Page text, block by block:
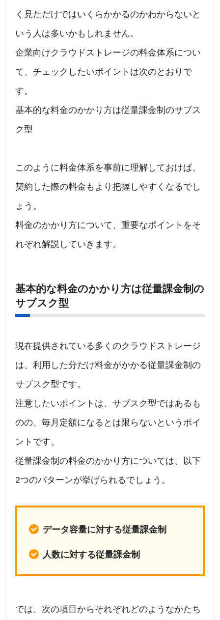
く見ただけではいくらかかるのかわからないと
いう人は多いかもしれません。
企業向けクラウドストレージの料金体系につい
て、チェックしたいポイントは次のとおりで
す。
基本的な料金のかかり方は従量課金制のサブス
ク型
このように料金体系を事前に理解しておけば、
契約した際の料金もより把握しやすくなるでし
ょう。
料金のかかり方について、重要なポイントをそ
れぞれ解説していきます。
基本的な料金のかかり方は従量課金制の
サブスク型
現在提供されている多くのクラウドストレージ
は、利用した分だけ料金がかかる従量課金制の
サブスク型です。
注意したいポイントは、サブスク型ではあるも
のの、毎月定額になるとは限らないというポイ
ントです。
従量課金制の料金のかかり方については、以下
2つのパターンが挙げられるでしょう。
データ容量に対する従量課金制
人数に対する従量課金制
では、次の項目からそれぞれどのようなかたち